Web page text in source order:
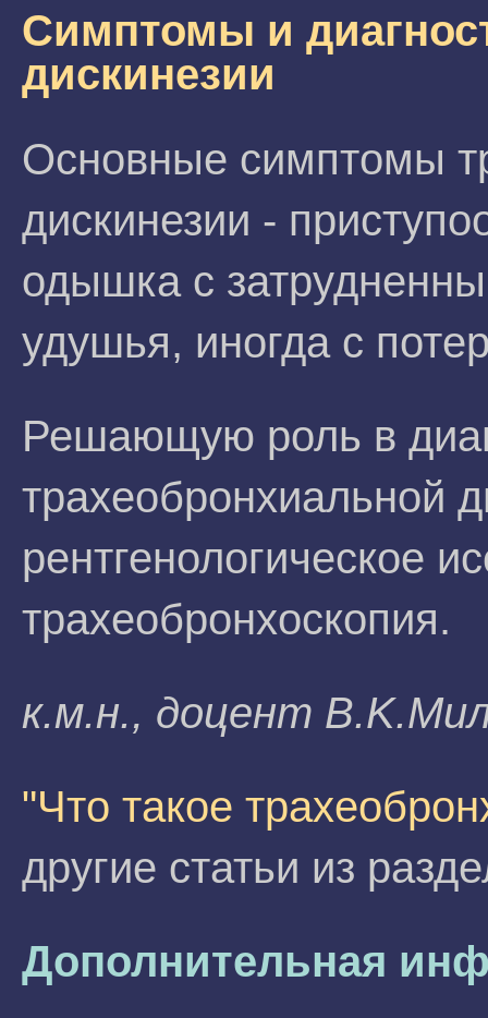
Симптомы и
дискинезии
Основные симптомы
дискинезии -
одышка с
удушья, иногда с
Решающую роль в
трахеобронхиальной
рентгенологическое
трахеобронхоскопия.
к.м.н., доцент
"Что такое
другие статьи из
Дополнительная